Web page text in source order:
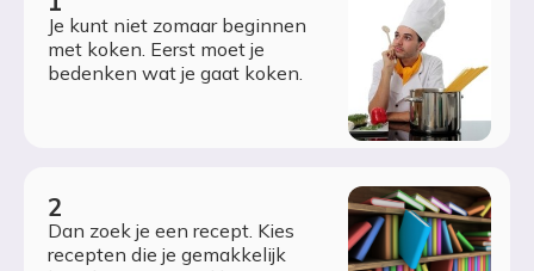
Je kunt niet zomaar beginnen
met koken. Eerst moet je
bedenken wat je gaat koken.
Dan zoek je een recept. Kies
recepten die je gemakkelijk